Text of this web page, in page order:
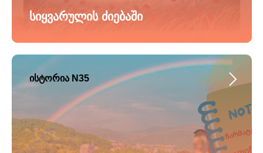
სიყვარულის ძიებაში
ისტორია N35